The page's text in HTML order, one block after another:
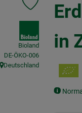
in
Produkt zu
Bioland
, Kontrollstelle:
DE-ÖKO-006
, Herkunft:
Deutschland